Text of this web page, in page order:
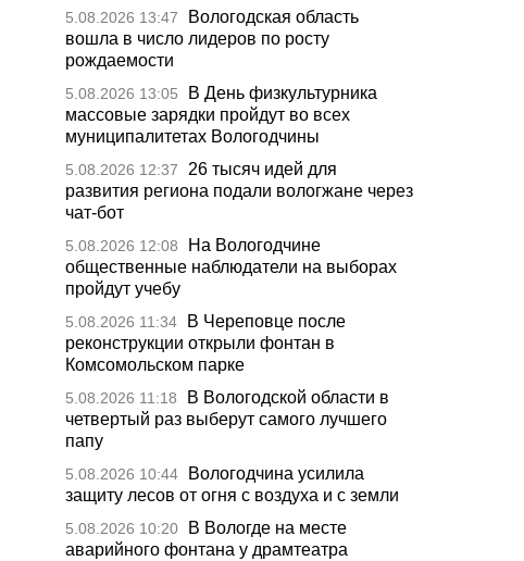
5.08.2026 13:47
Вологодская область
вошла в число лидеров по росту
рождаемости
5.08.2026 13:05
В День физкультурника
массовые зарядки пройдут во всех
муниципалитетах Вологодчины
5.08.2026 12:37
26 тысяч идей для
развития региона подали вологжане через
чат-бот
5.08.2026 12:08
На Вологодчине
общественные наблюдатели на выборах
пройдут учебу
5.08.2026 11:34
В Череповце после
реконструкции открыли фонтан в
Комсомольском парке
5.08.2026 11:18
В Вологодской области в
четвертый раз выберут самого лучшего
папу
5.08.2026 10:44
Вологодчина усилила
защиту лесов от огня с воздуха и с земли
5.08.2026 10:20
В Вологде на месте
аварийного фонтана у драмтеатра